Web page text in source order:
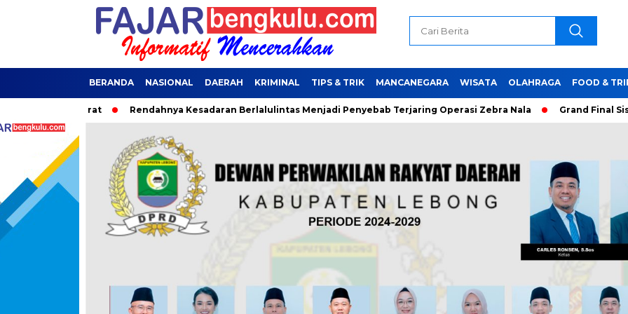
BERANDA NASIONAL DAERAH KRIMINAL TIPS & TRIK MANCANEGARA WISATA OLAHRAGA FOOD &
Rendahnya Kesadaran Berlalulintas Menjadi Penyebab Terjaring Operasi Zebra Nala Grand Final Sisakan 16